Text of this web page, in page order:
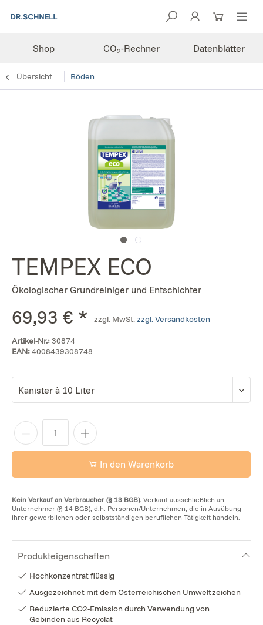
Shop CO2-Rechner Datenblätter
Übersicht Böden
TEMPEX ECO
Ökologischer Grundreiniger und Entschichter
69,93 € * zzgl. MwSt.zzgl. Versandkosten
Artikel-Nr.:30874
EAN:4008439308748
In den Warenkorb
Kein Verkauf an Verbraucher (§ 13 BGB). Verkauf ausschließlich an
Unternehmer (§ 14 BGB), d.h. Personen/Unternehmen, die in Ausübung
ihrer gewerblichen oder selbstständigen beruflichen Tätigkeit handeln.
Produkteigenschaften
Hochkonzentrat flüssig
Ausgezeichnet mit dem Österreichischen Umweltzeichen
Reduzierte CO2-Emission durch Verwendung von
Gebinden aus Recyclat